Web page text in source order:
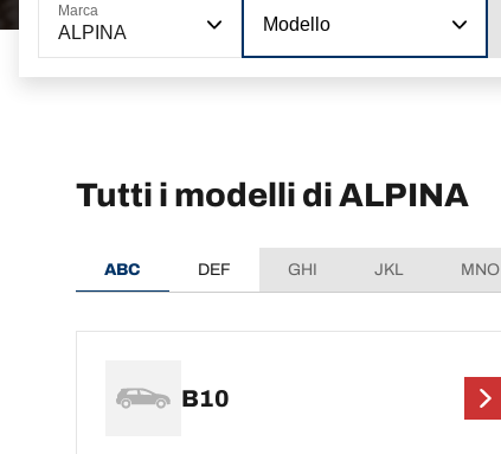
Marca
ALPINA Modello
Tutti i modelli di ALPINA
ABC DEF GHI JKL MNO
B10